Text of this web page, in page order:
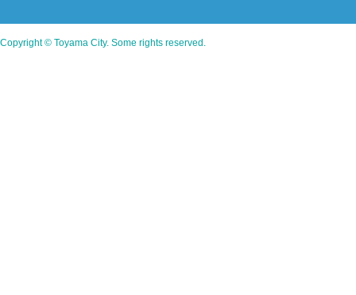
Copyright © Toyama City. Some rights reserved.